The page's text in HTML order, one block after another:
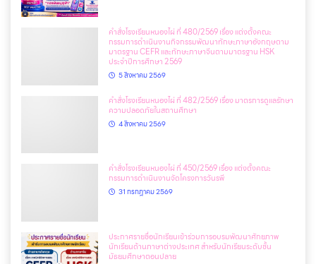
คำสั่งโรงเรียนหนองไผ่ ที่ 480/2569 เรื่อง แต่งตั้งคณะ
กรรมการดำเนินงานกิจกรรมพัฒนาทักษะภาษาอังกฤษตาม
มาตรฐาน CEFR และทักษะภาษาจีนตามมาตรฐาน HSK
ประจำปีการศึกษา 2569
5 สิงหาคม 2569
คำสั่งโรงเรียนหนองไผ่ ที่ 482/2569 เรื่อง มาตรการดูแลรักษา
ความปลอดภัยในสถานศึกษา
4 สิงหาคม 2569
คำสั่งโรงเรียนหนองไผ่ ที่ 450/2569 เรื่อง แต่งตั้งคณะ
กรรมการดำเนินงานจัดโครงการวันรพี
31 กรกฎาคม 2569
ประกาศรายชื่อนักเรียนเข้าร่วมการอบรมพัฒนาศักยภาพ
นักเรียนด้านภาษาต่างประเทศ สำหรับนักเรียนระดับชั้น
มัธยมศึกษาตอนปลาย